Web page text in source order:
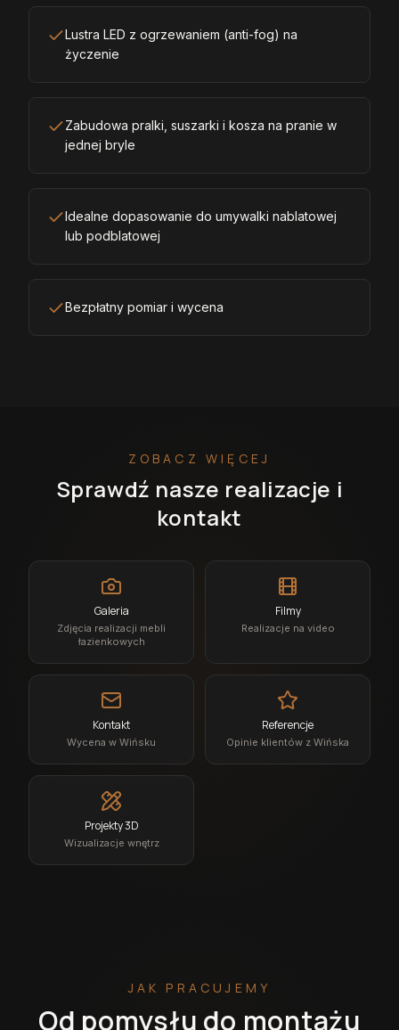
Lustra LED z ogrzewaniem (anti-fog) na
życzenie
Zabudowa pralki, suszarki i kosza na pranie w
jednej bryle
Idealne dopasowanie do umywalki nablatowej
lub podblatowej
Bezpłatny pomiar i wycena
ZOBACZ WIĘCEJ
Sprawdź nasze realizacje i
kontakt
Galeria
Zdjęcia realizacji mebli
łazienkowych
Filmy
Realizacje na video
Kontakt
Wycena w Wińsku
Referencje
Opinie klientów z Wińska
Projekty 3D
Wizualizacje wnętrz
JAK PRACUJEMY
Od pomysłu do montażu